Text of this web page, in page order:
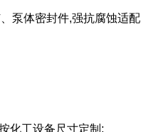
泵体密封件,强抗腐蚀适配
化工设备尺寸定制;